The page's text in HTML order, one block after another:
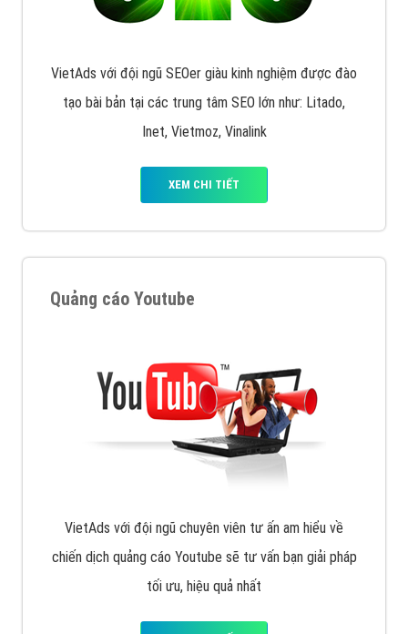
VietAds triển khai dịch vụ quảng cáo Banner Google
XEM CHI TIẾT
Công ty SEO Website